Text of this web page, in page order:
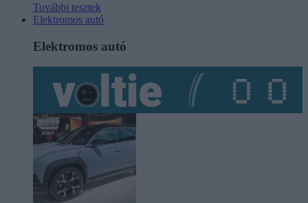
További tesztek
Elektromos autó
Elektromos autó